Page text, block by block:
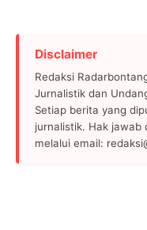
Disclaimer
Redaksi
Jurnalistik dan
Setiap berita yang
jurnalistik. Hak jawab
melalui email: